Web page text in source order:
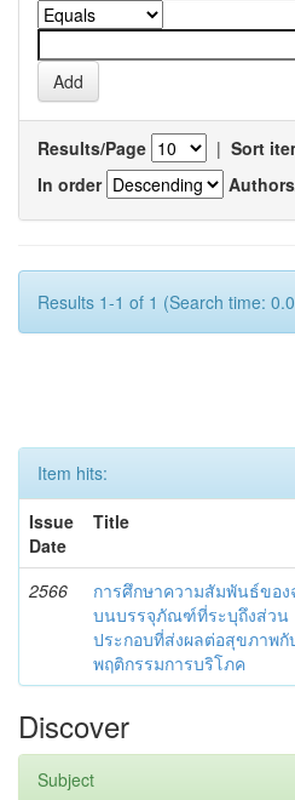
Results/Page | Sort
In order
Results 1-1 of 1 (Search time:
Item hits:
Issue
Date
Title
2566
การศึกษาความสัมพันธ์ขอ
บนบรรจุภัณฑ์ที่ระบุถึงส่วน
ประกอบที่ส่งผลต่อสุขภาพกั
พฤติกรรมการบริโภค
Discover
Subject